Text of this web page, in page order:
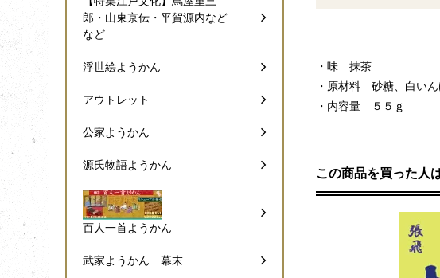
・味 抹茶
・原材料 砂糖、白いん
・内容量 ５５ｇ
この商品を買った人
郎・山東京伝・平賀源内など
など
浮世絵ようかん
アウトレット
公家ようかん
源氏物語ようかん
百人一首ようかん
武家ようかん 幕末